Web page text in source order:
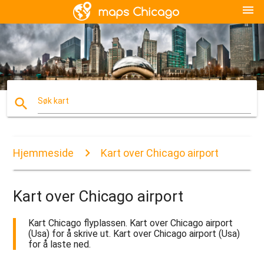
menu
search Søk kart
Hjemmeside Kart over Chicago airport
Kart over Chicago airport
Kart Chicago flyplassen. Kart over Chicago airport
(Usa) for å skrive ut. Kart over Chicago airport (Usa)
for å laste ned.